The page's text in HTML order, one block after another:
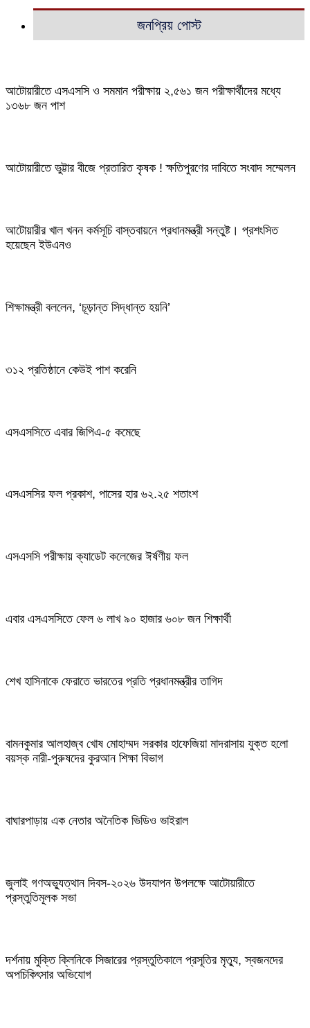
জনপ্রিয় পোস্ট
আটোয়ারীতে এসএসসি ও সমমান পরীক্ষায় ২,৫৬১ জন পরীক্ষার্থীদের মধ্যে
১৩৬৮ জন পাশ
আটোয়ারীতে ভুট্টার বীজে প্রতারিত কৃষক ! ক্ষতিপুরণের দাবিতে সংবাদ সম্মেলন
আটোয়ারীর খাল খনন কর্মসূচি বাস্তবায়নে প্রধানমন্ত্রী সন্তুষ্ট। প্রশংসিত
হয়েছেন ইউএনও
শিক্ষামন্ত্রী বললেন, ‘চূড়ান্ত সিদ্ধান্ত হয়নি’
৩১২ প্রতিষ্ঠানে কেউই পাশ করেনি
এসএসসিতে এবার জিপিএ-৫ কমেছে
এসএসসির ফল প্রকাশ, পাসের হার ৬২.২৫ শতাংশ
এসএসসি পরীক্ষায় ক্যাডেট কলেজের ঈর্ষণীয় ফল
এবার এসএসসিতে ফেল ৬ লাখ ৯০ হাজার ৬০৮ জন শিক্ষার্থী
শেখ হাসিনাকে ফেরাতে ভারতের প্রতি প্রধানমন্ত্রীর তাগিদ
বামনকুমার আলহাজ্ব খোষ মোহাম্মদ সরকার হাফেজিয়া মাদরাসায় যুক্ত হলো
বয়স্ক নারী-পুরুষদের কুরআন শিক্ষা বিভাগ
বাঘারপাড়ায় এক নেতার অনৈতিক ভিডিও ভাইরাল
জুলাই গণঅভ্যুত্থান দিবস-২০২৬ উদযাপন উপলক্ষে আটোয়ারীতে
প্রস্তুতিমূলক সভা
দর্শনায় মুক্তি ক্লিনিকে সিজারের প্রস্তুতিকালে প্রসূতির মৃত্যু, স্বজনদের
অপচিকিৎসার অভিযোগ